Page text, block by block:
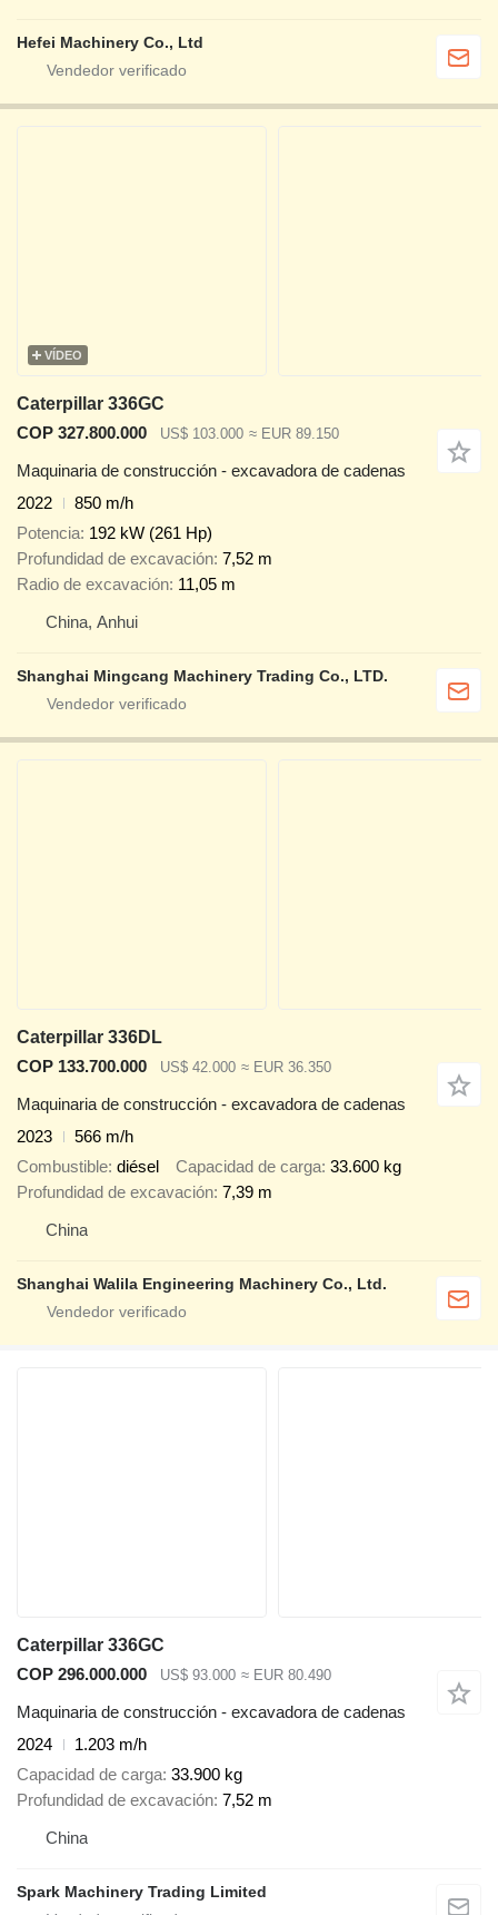
Hefei Machinery Co., Ltd
VÍDEO
Caterpillar 336GC
COP 327.800.000
US$ 103.000 ≈ EUR 89.150
Maquinaria de construcción - excavadora de cadenas
2022
850 m/h
Potencia 192 kW (261 Hp)
Profundidad de excavación 7,52 m
Radio de excavación 11,05 m
China, Anhui
Shanghai Mingcang Machinery Trading Co., LTD.
Caterpillar 336DL
COP 133.700.000
US$ 42.000 ≈ EUR 36.350
Maquinaria de construcción - excavadora de cadenas
2023
566 m/h
Combustible diésel Capacidad de carga 33.600 kg
Profundidad de excavación 7,39 m
China
Shanghai Walila Engineering Machinery Co., Ltd.
Caterpillar 336GC
COP 296.000.000
US$ 93.000 ≈ EUR 80.490
Maquinaria de construcción - excavadora de cadenas
2024
1.203 m/h
Capacidad de carga 33.900 kg
Profundidad de excavación 7,52 m
China
Spark Machinery Trading Limited